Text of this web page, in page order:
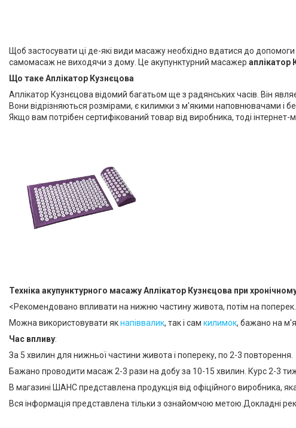
Щоб застосувати ці де-які види масажу необхідно вдатися до
самомасаж не виходячи з дому. Це акупунктурний масажер аплікатор
Що таке Аплікатор Кузнєцова
Аплікатор Кузнєцова відомий багатьом ще з радянських часів. Він
Вони відрізняються розмірами, є килимки з м'якими наповнювачами і
Якщо вам потрібен сертифікований товар від виробника, тоді інтернет-
Техніка акупунктурного масажу Аплікатор Кузнєцова при
<Рекомендовано впливати на нижню частину живота, потім на поперек.
Можна використовувати якнапіввалик, так і сам килимок, бажано на
Час впливу:
За 5 хвилин для нижньої частини живота і попереку, по 2-3 повторення.
Бажано проводити масаж 2-3 рази на добу за 10-15 хвилин. Курс 2-3
В магазині ШАНС представлена продукція від офіційного виробника,
Вся інформація представлена тільки з ознайомчою метою.Докладні